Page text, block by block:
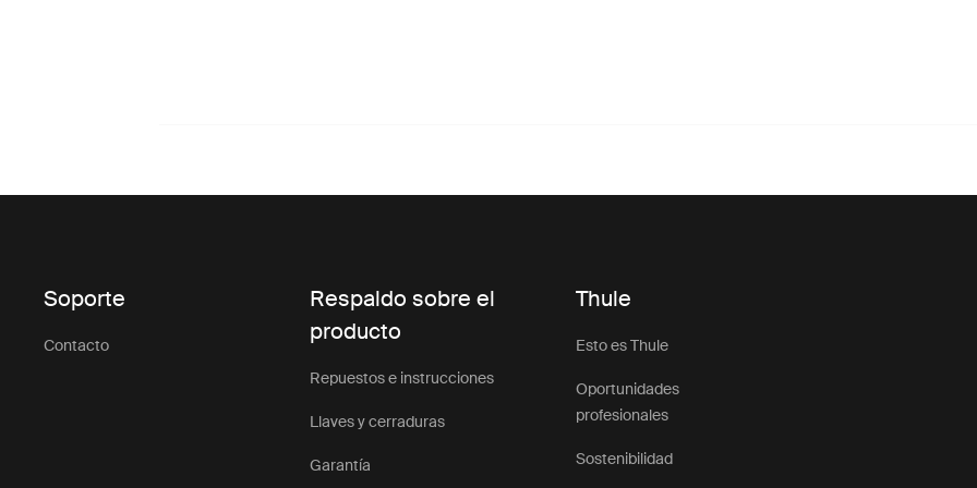
Soporte
Contacto
Respaldo sobre el
producto
Repuestos e instrucciones
Llaves y cerraduras
Garantía
Thule
Esto es Thule
Oportunidades
profesionales
Sostenibilidad